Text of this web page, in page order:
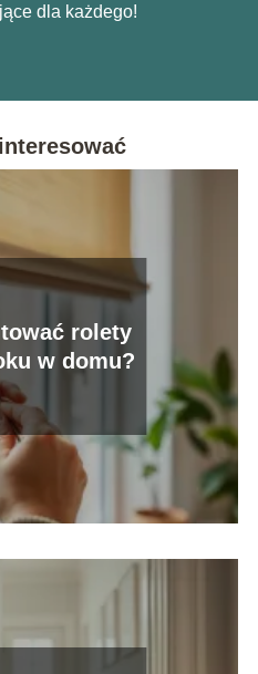
dla każdego!
rolety
w domu?